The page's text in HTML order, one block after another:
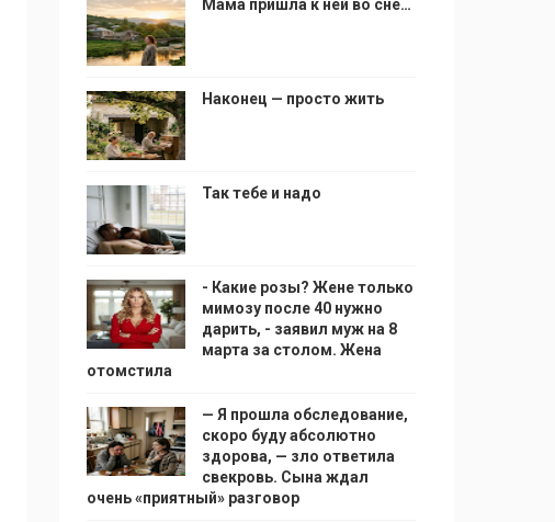
Мама пришла к ней во сне…
Наконец — просто жить
Так тебе и надо
- Какие розы? Жене только
мимозу после 40 нужно
дарить, - заявил муж на 8
марта за столом. Жена
отомстила
— Я прошла обследование,
скоро буду абсолютно
здорова, — зло ответила
свекровь. Сына ждал
очень «приятный» разговор